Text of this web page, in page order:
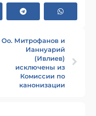
Оо. Митрофанов и
Ианнуарий
(Ивлиев)
исключены из
Комиссии по
канонизации